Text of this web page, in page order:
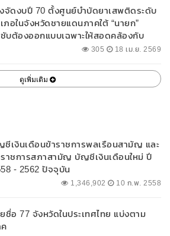
จัดงบปี 70 ตั้งศูนย์บำบัดยาเสพติดระดับ
ภอในจังหวัดชายแดนภาคใต้ “นายก”
บต้องออกแบบเฉพาะให้สอดคล้องกับ
305 18 เม.ย. 2569
ดูเพิ่มเติม
เงินเดือนข้าราชการพลเรือนสามัญ และ
าชการสภาสามัญ บัญชีเงินเดือนใหม่ ปี
- 2562 ปัจจุบัน
1,346,902 10 ก.พ. 2558
ชื่อ 77 จังหวัดในประเทศไทย แบ่งตาม